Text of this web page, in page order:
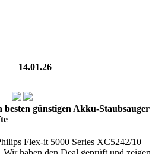
14.01.26
günstigen Akku-Staubsauger
Flex-it 5000 Series XC5242/10